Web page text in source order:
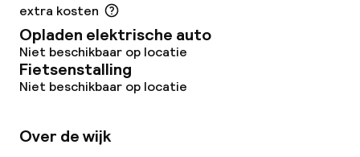
extra kosten
Opladen elektrische auto
Niet beschikbaar op locatie
Fietsenstalling
Niet beschikbaar op locatie
Over de wijk